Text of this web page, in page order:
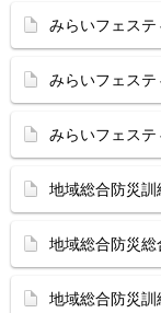
みらいフェス
みらいフェス
みらいフェス
地域総合防災
地域総合防災
地域総合防災